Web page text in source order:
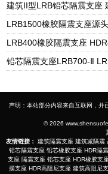
声明：本站部分内容来自互联网，
© 2026
友情链接：
建筑隔震支座 建筑减隔震
铅芯隔震支座 铅芯橡胶支座 HDR隔
支座 隔震支座 铅芯支座 HDR橡胶支
摆支座 HDR高阻尼支座 建筑高阻尼